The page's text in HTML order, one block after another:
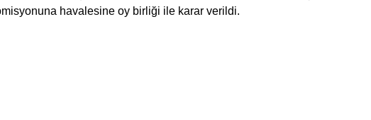
havalesine oy birliği ile karar verildi.